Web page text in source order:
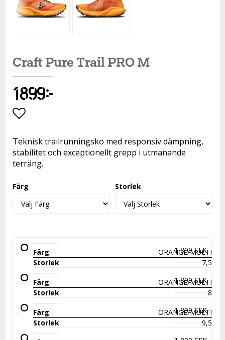
Craft Pure Trail PRO M
1 899 kr
Teknisk trailrunningsko med responsiv dämpning,
stabilitet och exceptionellt grepp i utmanande
terräng.
Färg Storlek
1 899 SEK
ORANGE/MULTI
7,5
1 899 SEK
ORANGE/MULTI
8
1 899 SEK
ORANGE/MULTI
9,5